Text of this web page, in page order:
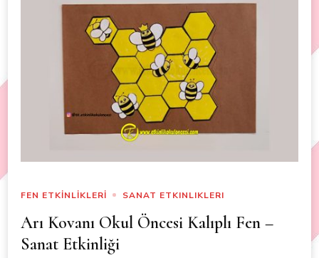
FEN ETKİNLİKLERİ SANAT ETKINLIKLERI
Arı Kovanı Okul Öncesi Kalıplı Fen –
Sanat Etkinliği